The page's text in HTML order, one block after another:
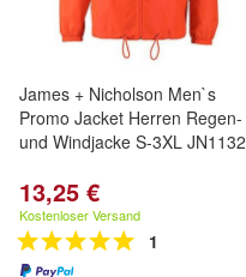
James + Nicholson Men`s
Promo Jacket Herren Regen-
und Windjacke S-3XL JN1132
13,25 €
Kostenloser Versand
1